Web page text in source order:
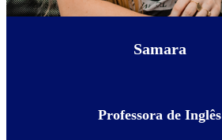
Samara
Professora de Inglês